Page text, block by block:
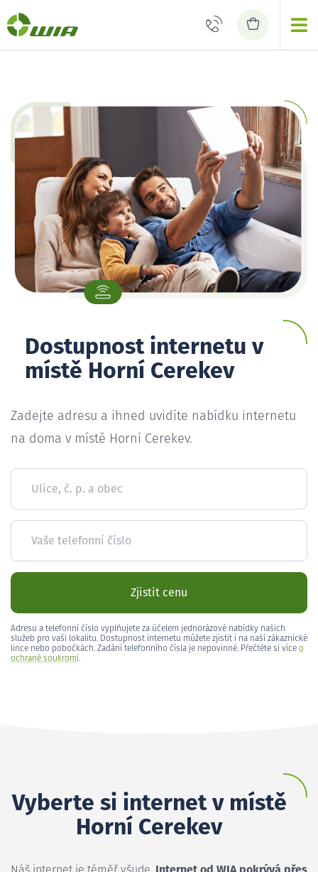
Dostupnost internetu v
místě Horní Cerekev
Zadejte adresu a ihned uvidíte nabídku internetu
na doma v místě Horní Cerekev.
Ulice, č. p. a obec
Vaše telefonní číslo
Zjistit cenu
Adresu a telefonní číslo vyplňujete za účelem jednorázové nabídky našich
služeb pro vaši lokalitu. Dostupnost internetu můžete zjistit i na naší zákaznické
lince nebo pobočkách. Zadání telefonního čísla je nepovinné. Přečtěte si více o
ochraně soukromí.
Vyberte si internet v místě
Horní Cerekev
Náš internet je téměř všude. Internet od WIA pokrývá přes